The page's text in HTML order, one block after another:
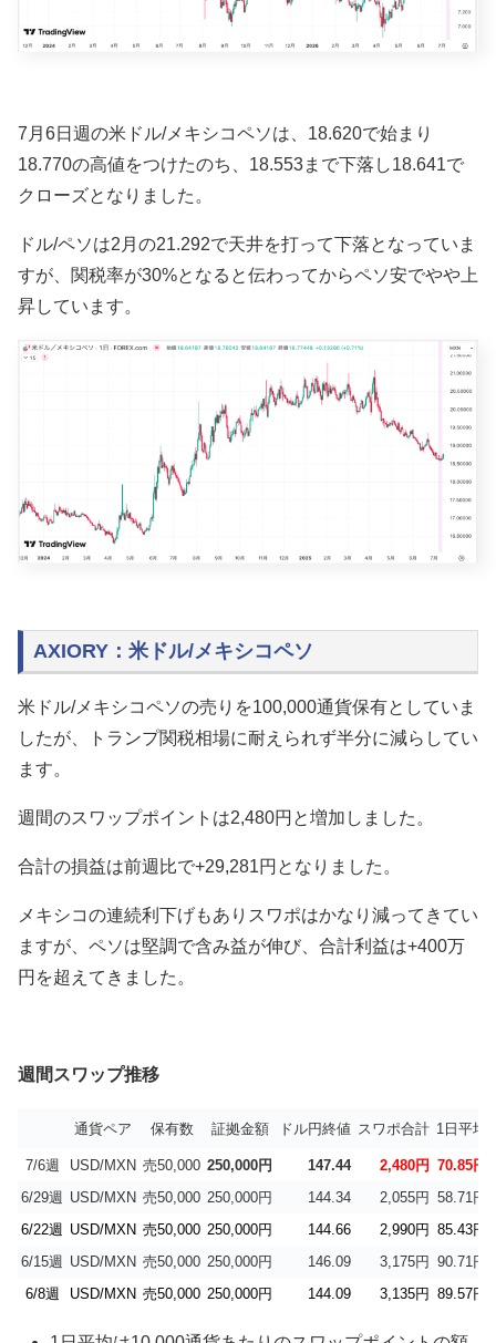
7月6日週の米ドル/メキシコペソは、18.620で始まり
18.770の高値をつけたのち、18.553まで下落し18.641で
クローズとなりました。
ドル/ペソは2月の21.292で天井を打って下落となっていま
すが、関税率が30%となると伝わってからペソ安でやや上
昇しています。
AXIORY：米ドル/メキシコペソ
米ドル/メキシコペソの売りを100,000通貨保有としていま
したが、トランプ関税相場に耐えられず半分に減らしてい
ます。
週間のスワップポイントは2,480円と増加しました。
合計の損益は前週比で+29,281円となりました。
メキシコの連続利下げもありスワポはかなり減ってきてい
ますが、ペソは堅調で含み益が伸び、合計利益は+400万
円を超えてきました。
週間スワップ推移
通貨ペア 保有数 証拠金額 ドル円終値 スワポ合計 1日平均
7/6週 USD/MXN 売50,000 250,000円 147.44 2,480円 70.85円
6/29週 USD/MXN 売50,000 250,000円 144.34 2,055円 58.71円
6/22週 USD/MXN 売50,000 250,000円 144.66 2,990円 85.43円
6/15週 USD/MXN 売50,000 250,000円 146.09 3,175円 90.71円
6/8週
USD/MXN 売50,000 250,000円 144.09 3,135円 89.57円